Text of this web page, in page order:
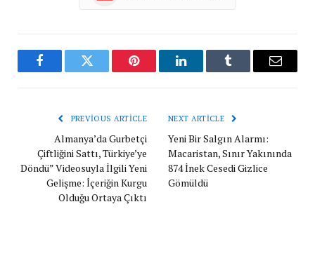
FacebookTwitter Pinterest LinkedInTumblr Email
PREVIOUS ARTICLE
Almanya’da Gurbetçi
Çiftliğini Sattı, Türkiye’ye
Döndü” Videosuyla İlgili Yeni
Gelişme: İçeriğin Kurgu
Olduğu Ortaya Çıktı
NEXT ARTICLE
Yeni Bir Salgın Alarmı:
Macaristan, Sınır Yakınında
874 İnek Cesedi Gizlice
Gömüldü